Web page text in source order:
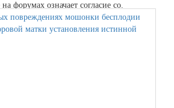
форумах означает согласие со.
Читать...